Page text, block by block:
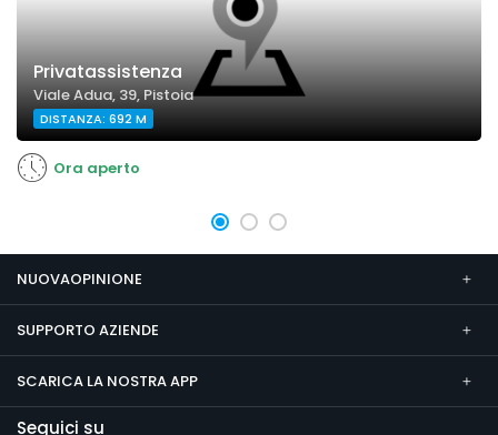
Privatassistenza
Viale Adua, 39, Pistoia
DISTANZA: 692 M
Ora aperto
NUOVAOPINIONE
SUPPORTO AZIENDE
SCARICA LA NOSTRA APP
Seguici su